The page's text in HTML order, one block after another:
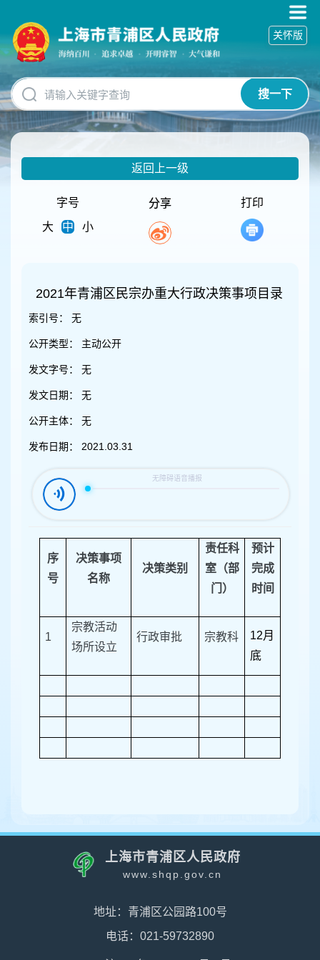
碍
操
明
跳
转
到
网
搜一下
关怀版
返回上一级
字号
大
中 小
分享 打印
2021年青浦区民宗办重大行政决策事项目录
索引号： 无
公开类型： 主动公开
发文字号： 无
发文日期： 无
公开主体： 无
发布日期： 2021.03.31
序
号
决策事项
名称
决策类别
责任科
室（部
门）
预计
完成
时间
1
宗教活动
场所设立
行政审批 宗教科
12月
底
上海市青浦区人民政府
www.shqp.gov.cn
地址：青浦区公园路100号
电话：021-59732890